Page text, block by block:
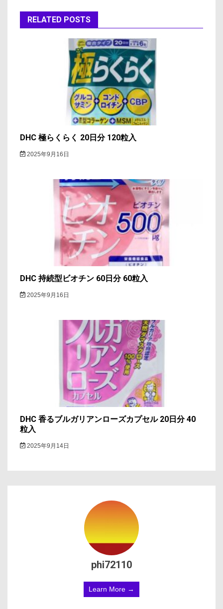
ゲ
ー
RELATED POSTS
DHC 極らくらく 20日分 120粒入
2025年9月16日
DHC 持続型ビオチン 60日分 60粒入
2025年9月16日
DHC 香るブルガリアンローズカプセル 20日分 40
粒入
2025年9月14日
phi72110
Learn More →